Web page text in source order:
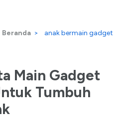
Beranda > anak bermain gadget
Main Gadget
Tumbuh